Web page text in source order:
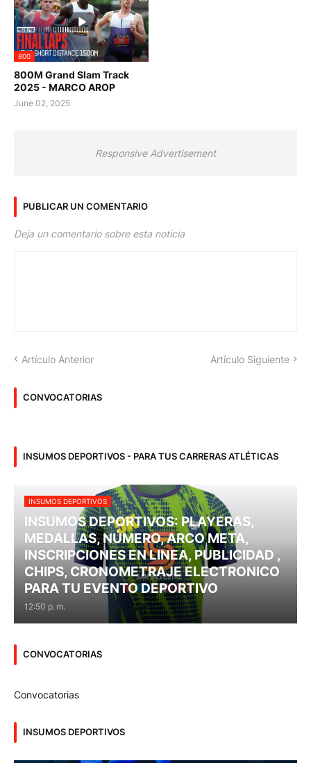
800
800M Grand Slam Track
2025 - MARCO AROP
June 02, 2025
Responsive Advertisement
PUBLICAR UN COMENTARIO
Deja un comentario sobre esta noticia
Artículo Anterior Artículo Siguiente
CONVOCATORIAS
INSUMOS DEPORTIVOS - PARA TUS CARRERAS ATLÉTICAS
INSUMOS DEPORTIVOS
INSUMOS DEPORTIVOS: PLAYERAS,
MEDALLAS, NÚMERO, ARCO META,
INSCRIPCIONES EN LINEA, PUBLICIDAD ,
CHIPS, CRONOMETRAJE ELECTRONICO
PARA TU EVENTO DEPORTIVO
12:50 p. m.
CONVOCATORIAS
Convocatorias
INSUMOS DEPORTIVOS